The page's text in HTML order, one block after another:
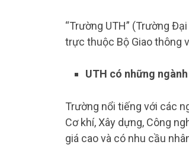
“Trường UTH” (Trường
trực thuộc Bộ Giao thông
UTH có những
Trường nổi tiếng với các
Cơ khí, Xây dựng, Công
giá cao và có nhu cầu